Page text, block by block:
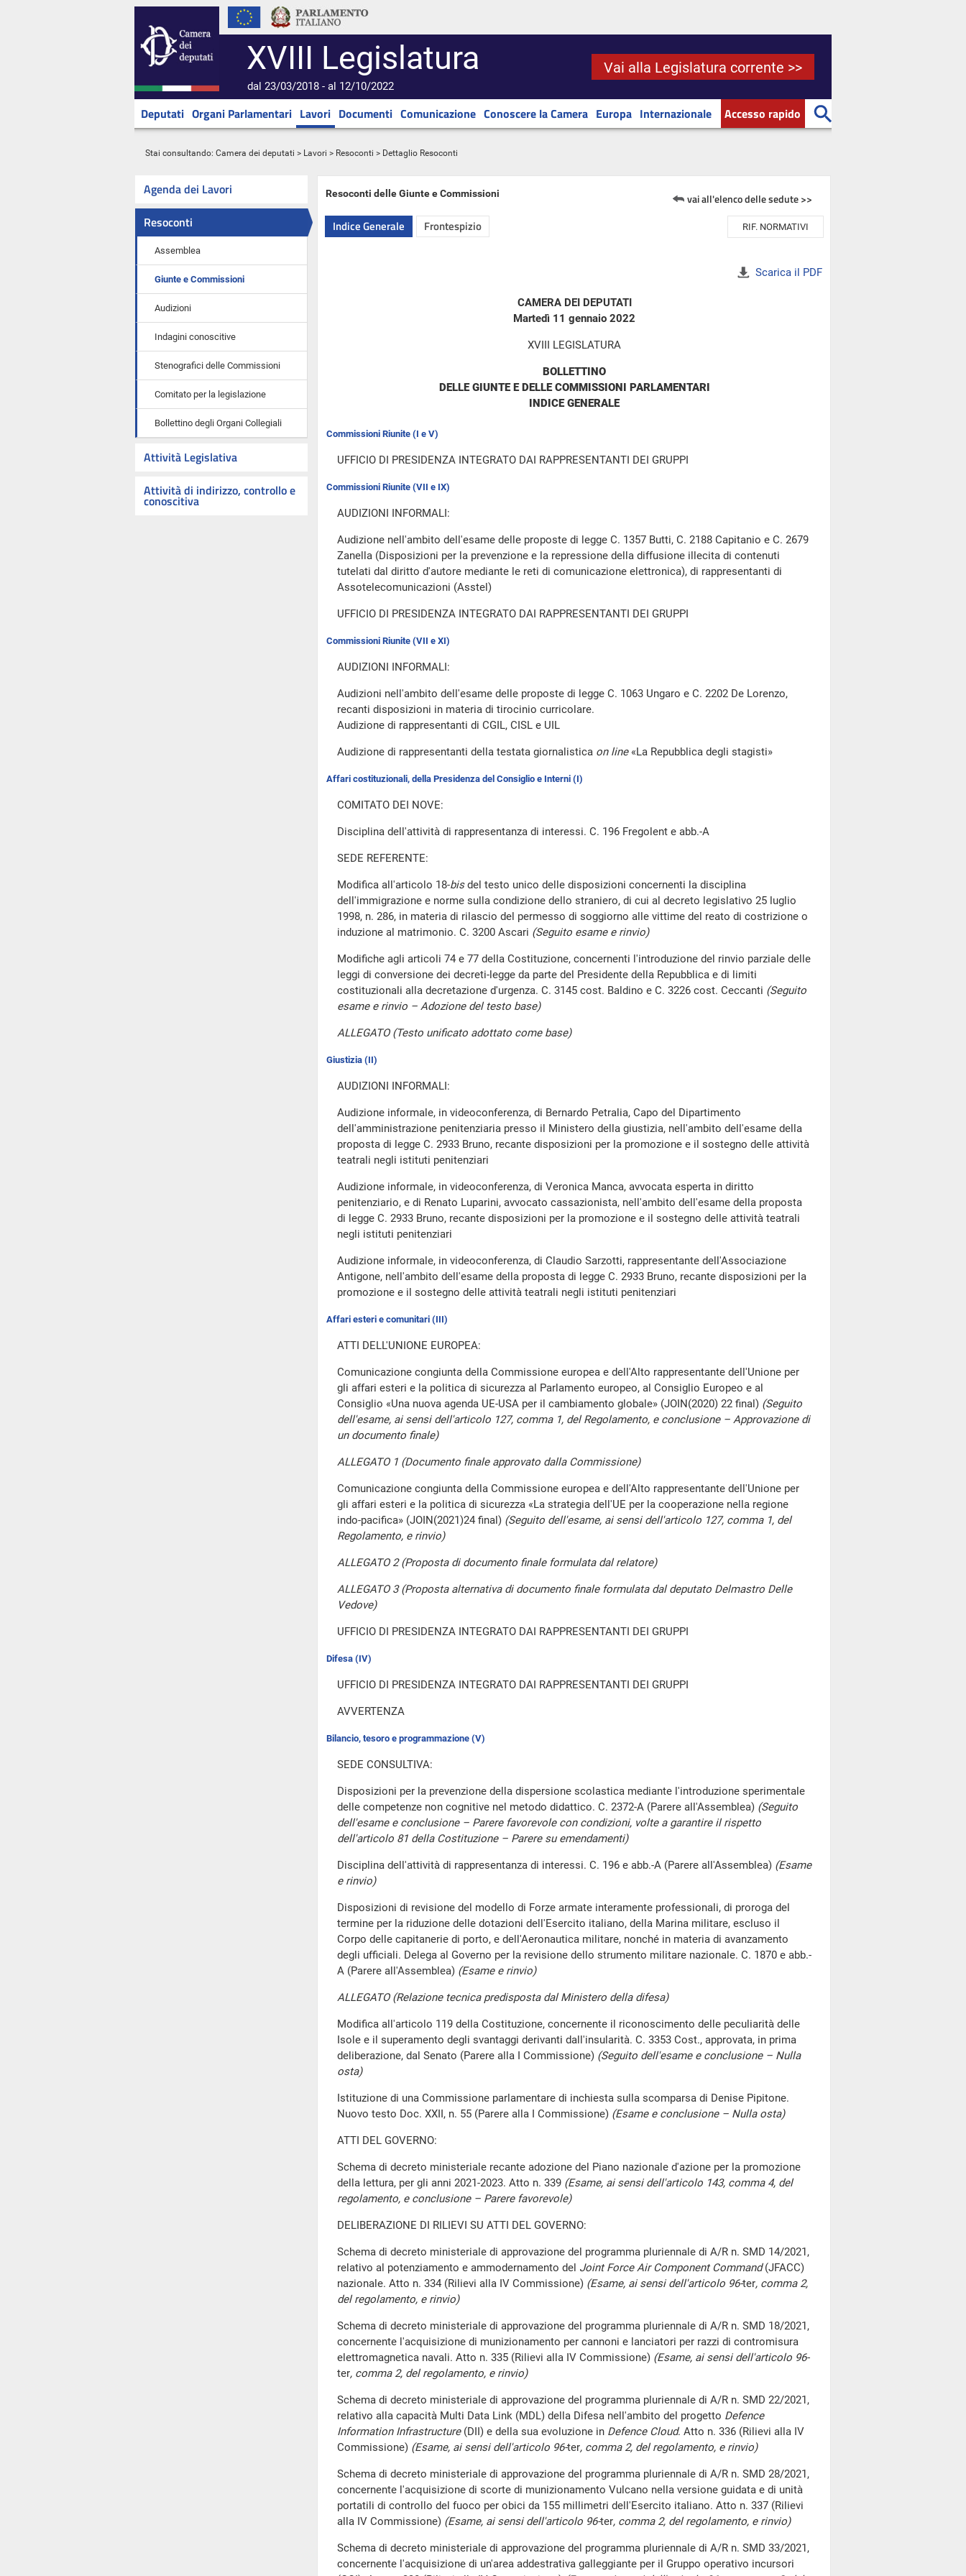
XVIII Legislatura
dal 23/03/2018 - al 12/10/2022
Vai alla Legislatura corrente >>
Deputati Organi Parlamentari Lavori Documenti Comunicazione Conoscere la Camera Europa Internazionale Accesso rapido
Stai consultando: Camera dei deputati > Lavori > Resoconti > Dettaglio Resoconti
Agenda dei Lavori
Resoconti
Assemblea
Giunte e Commissioni
Audizioni
Indagini conoscitive
Stenografici delle Commissioni
Comitato per la legislazione
Bollettino degli Organi Collegiali
Attività Legislativa
Attività di indirizzo, controllo e
conoscitiva
Resoconti delle Giunte e Commissioni vai all'elenco delle sedute >>
Indice Generale Frontespizio RIF. NORMATIVI
Scarica il PDF
CAMERA DEI DEPUTATI
Martedì 11 gennaio 2022
XVIII LEGISLATURA
BOLLETTINO
DELLE GIUNTE E DELLE COMMISSIONI PARLAMENTARI
INDICE GENERALE
Commissioni Riunite (I e V)
UFFICIO DI PRESIDENZA INTEGRATO DAI RAPPRESENTANTI DEI GRUPPI
Commissioni Riunite (VII e IX)
AUDIZIONI INFORMALI:
Audizione nell'ambito dell'esame delle proposte di legge C. 1357 Butti, C. 2188 Capitanio e C. 2679
Zanella (Disposizioni per la prevenzione e la repressione della diffusione illecita di contenuti
tutelati dal diritto d'autore mediante le reti di comunicazione elettronica), di rappresentanti di
Assotelecomunicazioni (Asstel)
UFFICIO DI PRESIDENZA INTEGRATO DAI RAPPRESENTANTI DEI GRUPPI
Commissioni Riunite (VII e XI)
AUDIZIONI INFORMALI:
Audizioni nell'ambito dell'esame delle proposte di legge C. 1063 Ungaro e C. 2202 De Lorenzo,
recanti disposizioni in materia di tirocinio curricolare.
Audizione di rappresentanti di CGIL, CISL e UIL
Audizione di rappresentanti della testata giornalistica on line«La Repubblica degli stagisti»
Affari costituzionali, della Presidenza del Consiglio e Interni (I)
COMITATO DEI NOVE:
Disciplina dell'attività di rappresentanza di interessi. C. 196 Fregolent e abb.-A
SEDE REFERENTE:
Modifica all'articolo 18-bisdel testo unico delle disposizioni concernenti la disciplina
dell'immigrazione e norme sulla condizione dello straniero, di cui al decreto legislativo 25 luglio
1998, n. 286, in materia di rilascio del permesso di soggiorno alle vittime del reato di costrizione o
induzione al matrimonio. C. 3200 Ascari (Seguito esame e rinvio)
Modifiche agli articoli 74 e 77 della Costituzione, concernenti l'introduzione del rinvio parziale delle
leggi di conversione dei decreti-legge da parte del Presidente della Repubblica e di limiti
costituzionali alla decretazione d'urgenza. C. 3145 cost. Baldino e C. 3226 cost. Ceccanti (Seguito
esame e rinvio – Adozione del testo base)
ALLEGATO (Testo unificato adottato come base)
Giustizia (II)
AUDIZIONI INFORMALI:
Audizione informale, in videoconferenza, di Bernardo Petralia, Capo del Dipartimento
dell'amministrazione penitenziaria presso il Ministero della giustizia, nell'ambito dell'esame della
proposta di legge C. 2933 Bruno, recante disposizioni per la promozione e il sostegno delle attività
teatrali negli istituti penitenziari
Audizione informale, in videoconferenza, di Veronica Manca, avvocata esperta in diritto
penitenziario, e di Renato Luparini, avvocato cassazionista, nell'ambito dell'esame della proposta
di legge C. 2933 Bruno, recante disposizioni per la promozione e il sostegno delle attività teatrali
negli istituti penitenziari
Audizione informale, in videoconferenza, di Claudio Sarzotti, rappresentante dell'Associazione
Antigone, nell'ambito dell'esame della proposta di legge C. 2933 Bruno, recante disposizioni per la
promozione e il sostegno delle attività teatrali negli istituti penitenziari
Affari esteri e comunitari (III)
ATTI DELL'UNIONE EUROPEA:
Comunicazione congiunta della Commissione europea e dell'Alto rappresentante dell'Unione per
gli affari esteri e la politica di sicurezza al Parlamento europeo, al Consiglio Europeo e al
Consiglio «Una nuova agenda UE-USA per il cambiamento globale» (JOIN(2020) 22 final) (Seguito
dell'esame, ai sensi dell'articolo 127, comma 1, del Regolamento, e conclusione – Approvazione di
un documento finale)
ALLEGATO 1 (Documento finale approvato dalla Commissione)
Comunicazione congiunta della Commissione europea e dell'Alto rappresentante dell'Unione per
gli affari esteri e la politica di sicurezza «La strategia dell'UE per la cooperazione nella regione
indo-pacifica» (JOIN(2021)24 final) (Seguito dell'esame, ai sensi dell'articolo 127, comma 1, del
Regolamento, e rinvio)
ALLEGATO 2 (Proposta di documento finale formulata dal relatore)
ALLEGATO 3 (Proposta alternativa di documento finale formulata dal deputato Delmastro Delle
Vedove)
UFFICIO DI PRESIDENZA INTEGRATO DAI RAPPRESENTANTI DEI GRUPPI
Difesa (IV)
UFFICIO DI PRESIDENZA INTEGRATO DAI RAPPRESENTANTI DEI GRUPPI
AVVERTENZA
Bilancio, tesoro e programmazione (V)
SEDE CONSULTIVA:
Disposizioni per la prevenzione della dispersione scolastica mediante l'introduzione sperimentale
delle competenze non cognitive nel metodo didattico. C. 2372-A (Parere all'Assemblea) (Seguito
dell'esame e conclusione – Parere favorevole con condizioni, volte a garantire il rispetto
dell'articolo 81 della Costituzione – Parere su emendamenti)
Disciplina dell'attività di rappresentanza di interessi. C. 196 e abb.-A (Parere all'Assemblea) (Esame
e rinvio)
Disposizioni di revisione del modello di Forze armate interamente professionali, di proroga del
termine per la riduzione delle dotazioni dell'Esercito italiano, della Marina militare, escluso il
Corpo delle capitanerie di porto, e dell'Aeronautica militare, nonché in materia di avanzamento
degli ufficiali. Delega al Governo per la revisione dello strumento militare nazionale. C. 1870 e abb.-
A (Parere all'Assemblea) (Esame e rinvio)
ALLEGATO (Relazione tecnica predisposta dal Ministero della difesa)
Modifica all'articolo 119 della Costituzione, concernente il riconoscimento delle peculiarità delle
Isole e il superamento degli svantaggi derivanti dall'insularità. C. 3353 Cost., approvata, in prima
deliberazione, dal Senato (Parere alla I Commissione) (Seguito dell'esame e conclusione – Nulla
osta)
Istituzione di una Commissione parlamentare di inchiesta sulla scomparsa di Denise Pipitone.
Nuovo testo Doc. XXII, n. 55 (Parere alla I Commissione) (Esame e conclusione – Nulla osta)
ATTI DEL GOVERNO:
Schema di decreto ministeriale recante adozione del Piano nazionale d'azione per la promozione
della lettura, per gli anni 2021-2023. Atto n. 339 (Esame, ai sensi dell'articolo 143, comma 4, del
regolamento, e conclusione – Parere favorevole)
DELIBERAZIONE DI RILIEVI SU ATTI DEL GOVERNO:
Schema di decreto ministeriale di approvazione del programma pluriennale di A/R n. SMD 14/2021,
relativo al potenziamento e ammodernamento del Joint Force Air Component Command(JFACC)
nazionale. Atto n. 334 (Rilievi alla IV Commissione) (Esame, ai sensi dell'articolo 96-ter, comma 2,
del regolamento, e rinvio)
Schema di decreto ministeriale di approvazione del programma pluriennale di A/R n. SMD 18/2021,
concernente l'acquisizione di munizionamento per cannoni e lanciatori per razzi di contromisura
elettromagnetica navali. Atto n. 335 (Rilievi alla IV Commissione) (Esame, ai sensi dell'articolo 96-
ter, comma 2, del regolamento, e rinvio)
Schema di decreto ministeriale di approvazione del programma pluriennale di A/R n. SMD 22/2021,
relativo alla capacità Multi Data Link (MDL) della Difesa nell'ambito del progetto Defence
Information Infrastructure(DII) e della sua evoluzione in Defence Cloud. Atto n. 336 (Rilievi alla IV
Commissione) (Esame, ai sensi dell'articolo 96-ter, comma 2, del regolamento, e rinvio)
Schema di decreto ministeriale di approvazione del programma pluriennale di A/R n. SMD 28/2021,
concernente l'acquisizione di scorte di munizionamento Vulcano nella versione guidata e di unità
portatili di controllo del fuoco per obici da 155 millimetri dell'Esercito italiano. Atto n. 337 (Rilievi
alla IV Commissione) (Esame, ai sensi dell'articolo 96-ter, comma 2, del regolamento, e rinvio)
Schema di decreto ministeriale di approvazione del programma pluriennale di A/R n. SMD 33/2021,
concernente l'acquisizione di un'area addestrativa galleggiante per il Gruppo operativo incursori